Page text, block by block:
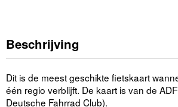
Beschrijving
Dit is de meest geschikte fietskaart
één regio verblijft. De kaart is van de
Deutsche Fahrrad Club).